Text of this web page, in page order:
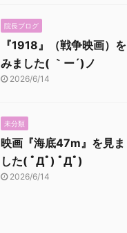
院長ブログ
『1918』（戦争映画）を
みました( ｀ー´)ノ
2026/6/14
未分類
映画『海底47m』を見ま
した( ﾟДﾟ) ﾟДﾟ)
2026/6/14